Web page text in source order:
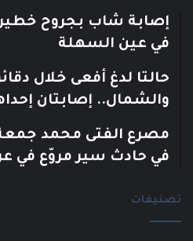
إصابة شاب بجروح
في عين السهلة
حالتا لدغ أفعى خلال
والشمال.. إصابتان
في حادث سير مروّع في
تصنيفات